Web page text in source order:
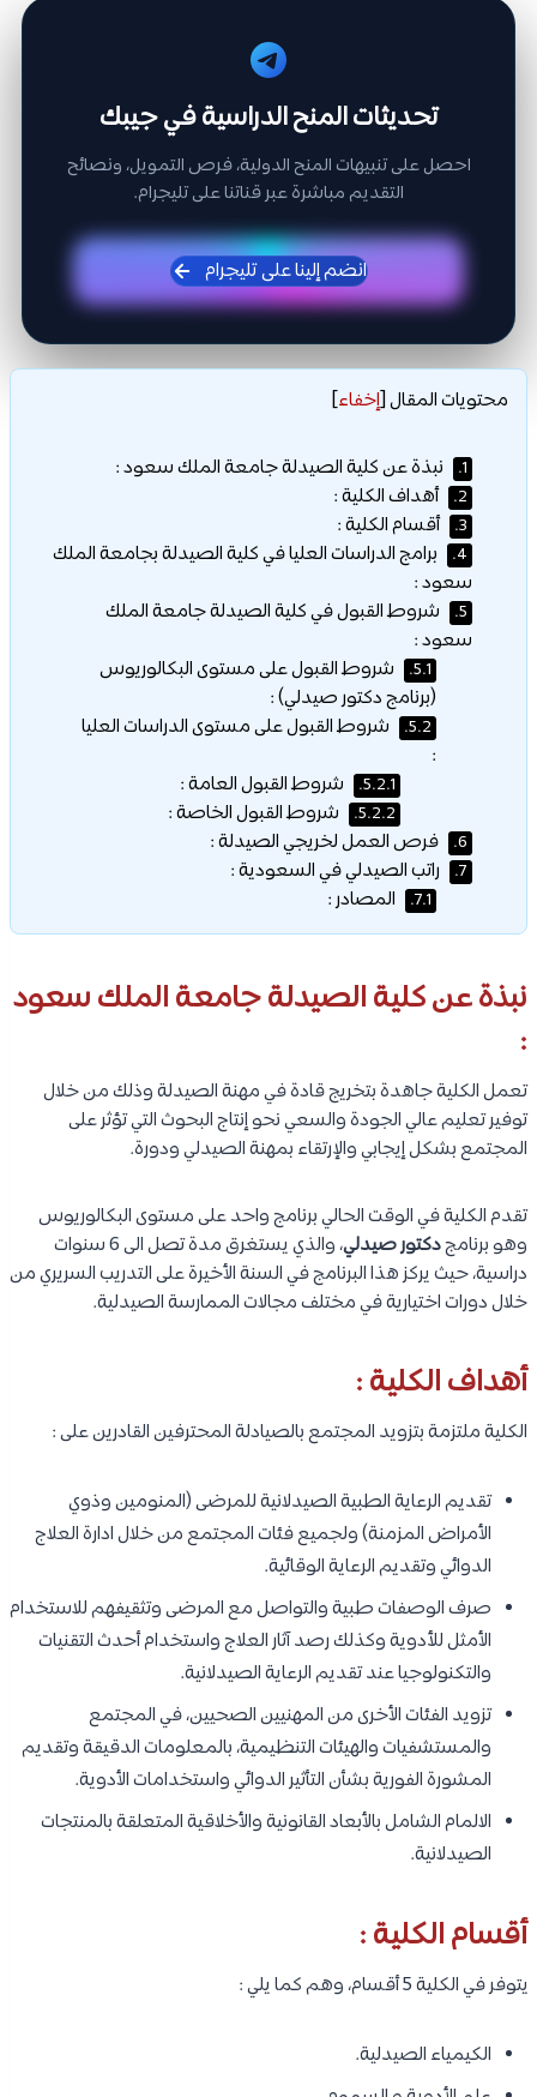
تحديثات المنح الدراسية في جيبك
احصل على تنبيهات المنح الدولية، فرص التمويل، ونصائح
التقديم مباشرة عبر قناتنا على تليجرام.
انضم إلينا على تليجرام
محتويات المقال[إخفاء]
1. نبذة عن كلية الصيدلة جامعة الملك سعود :
2. أهداف الكلية :
3. أقسام الكلية :
4.
برامج الدراسات العليا في كلية الصيدلة بجامعة الملك
سعود :
5.
شروط القبول في كلية الصيدلة جامعة الملك
سعود :
5.1.
شروط القبول على مستوى البكالوريوس
(برنامج دكتور صيدلي) :
5.2.
شروط القبول على مستوى الدراسات العليا
:
5.2.1. شروط القبول العامة :
5.2.2. شروط القبول الخاصة :
6. فرص العمل لخريجي الصيدلة :
7. راتب الصيدلي في السعودية :
7.1. المصادر :
نبذة عن كلية الصيدلة جامعة الملك سعود
:
تعمل الكلية جاهدة بتخريج قادة في مهنة الصيدلة وذلك من خلال
توفير تعليم عالي الجودة والسعي نحو إنتاج البحوث التي تؤثر على
المجتمع بشكل إيجابي والإرتقاء بمهنة الصيدلي ودورة.
تقدم الكلية في الوقت الحالي برنامج واحد على مستوى البكالوريوس
وهو برنامجدكتور صيدلي
، والذي يستغرق مدة تصل الى 6 سنوات
دراسية، حيث يركز هذا البرنامج في السنة الأخيرة على التدريب السريري من
خلال دورات اختيارية في مختلف مجالات الممارسة الصيدلية.
أهداف الكلية :
الكلية ملتزمة بتزويد المجتمع بالصيادلة المحترفين القادرين على :
تقديم الرعاية الطبية الصيدلانية للمرضى (المنومين وذوي
الأمراض المزمنة) ولجميع فئات المجتمع من خلال ادارة العلاج
الدوائي وتقديم الرعاية الوقائية.
صرف الوصفات طبية والتواصل مع المرضى وتثقيفهم للاستخدام
الأمثل للأدوية وكذلك رصد آثار العلاج واستخدام أحدث التقنيات
والتكنولوجيا عند تقديم الرعاية الصيدلانية.
تزويد الفئات الأخرى من المهنيين الصحيين، في المجتمع
والمستشفيات والهيئات التنظيمية، بالمعلومات الدقيقة وتقديم
المشورة الفورية بشأن التأثير الدوائي واستخدامات الأدوية.
الالمام الشامل بالأبعاد القانونية والأخلاقية المتعلقة بالمنتجات
الصيدلانية.
أقسام الكلية :
يتوفر في الكلية 5 أقسام، وهم كما يلي :
الكيمياء الصيدلية.